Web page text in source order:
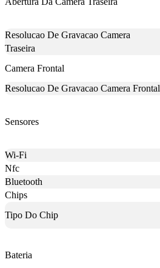
Resolucao De Gravacao Camera
Traseira
Camera Frontal
Resolucao De Gravacao Camera Frontal
Sensores
Wi-Fi
Nfc
Bluetooth
Chips
Tipo Do Chip
Bateria